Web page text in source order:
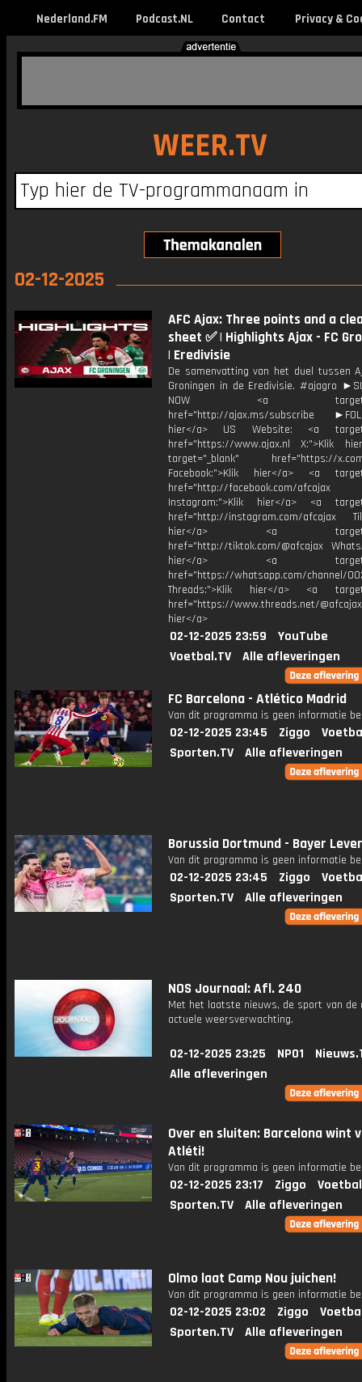
Nederland.FM Podcast.NL Contact Privacy &
WEER.TV
02-12-2025
AFC Ajax: Three points and a
sheet ✅ | Highlights Ajax - FC
| Eredivisie
De samenvatting van het duel tussen
Groningen in de Eredivisie. #ajagro
NOW <a
href="http://ajax.ms/subscribe
hier</a> US Website: <a
href="https://www.ajax.nl X:">Klik
target="_blank" href="https://x.com/
Facebook:">Klik hier</a> <a
href="http://facebook.com/afcajax
Instagram:">Klik hier</a> <a
href="http://instagram.com/afcajax
hier</a> <a
href="http://tiktok.com/@afcajax
hier</a> <a
href="https://whatsapp.com/channel/
Threads:">Klik hier</a> <a
href="https://www.threads.net/
hier</a>
02-12-2025 23:59
YouTube
Voetbal.TV
Alle afleveringen
FC Barcelona - Atlético Madrid
Van dit programma is geen informatie
02-12-2025 23:45 Ziggo
Sporten.TV
Alle afleveringen
Borussia Dortmund - Bayer
Van dit programma is geen informatie
02-12-2025 23:45 Ziggo
Sporten.TV
Alle afleveringen
NOS Journaal: Afl. 240
Met het laatste nieuws, de sport van de
actuele weersverwachting.
02-12-2025 23:25 NPO1
Alle afleveringen
Over en sluiten: Barcelona wint
Atléti!
Van dit programma is geen informatie
02-12-2025 23:17 Ziggo
Sporten.TV
Alle afleveringen
Olmo laat Camp Nou juichen!
Van dit programma is geen informatie
02-12-2025 23:02 Ziggo
Sporten.TV
Alle afleveringen